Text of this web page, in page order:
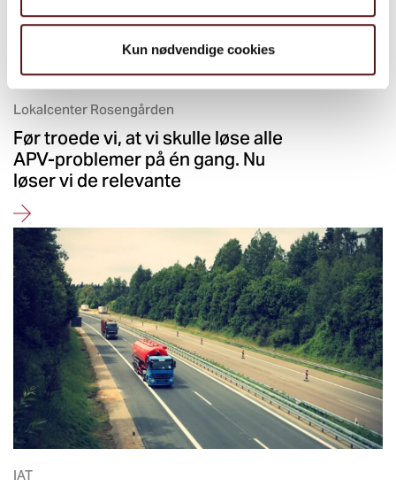
Kun nødvendige cookies
Lokalcenter Rosengården
Før troede vi, at vi skulle løse alle
APV-problemer på én gang. Nu
løser vi de relevante
IAT